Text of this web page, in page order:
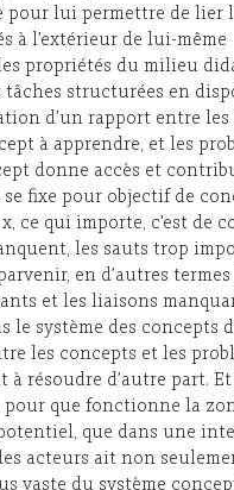
pour lui permettre de lier
à l’extérieur de lui-même
propriétés du milieu
tâches structurées en
d’un rapport entre
à apprendre, et les
donne accès et
se fixe pour objectif de
ce qui importe, c’est de
les sauts trop
en d’autres termes
et les liaisons
le système des concepts
les concepts et les
à résoudre d’autre part.
pour que fonctionne la
que dans une
acteurs ait non
vaste du système